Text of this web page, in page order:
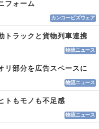
フォーム
カンコービズウェア
ラックと貨物列車連携
物流ニュース
部分を広告スペースに
物流ニュース
もモノも不足感
物流ニュース